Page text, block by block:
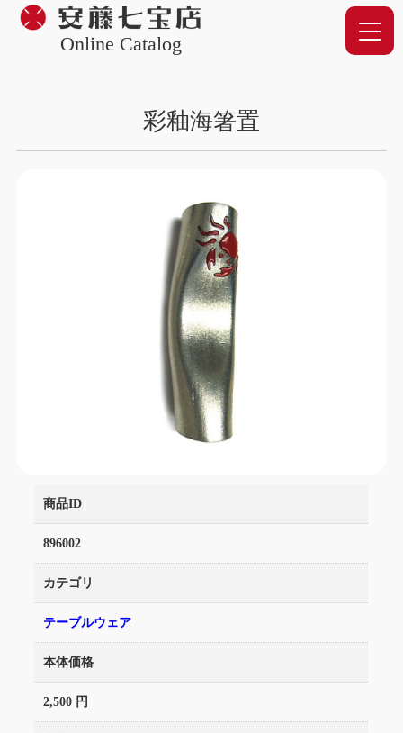
Online Catalog
彩釉海箸置
商品ID
896002
カテゴリ
テーブルウェア
本体価格
2,500 円